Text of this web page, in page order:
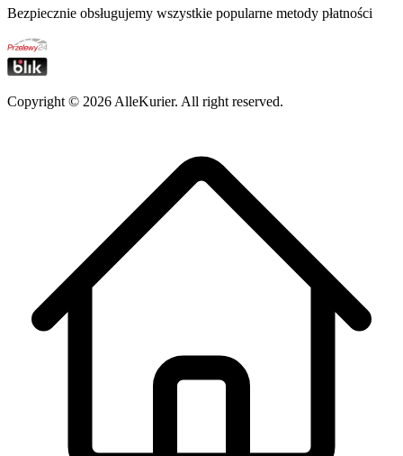
Bezpiecznie obsługujemy wszystkie popularne metody płatności
Copyright © 2026 AlleKurier. All right reserved.